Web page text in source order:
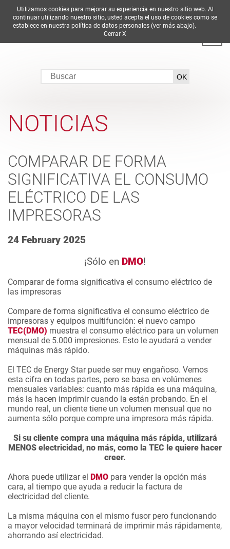
DE EN ES FR
NOTICIAS
COMPARAR DE FORMA
SIGNIFICATIVA EL CONSUMO
ELÉCTRICO DE LAS
IMPRESORAS
24 February 2025
¡Sólo en DMO!
Comparar de forma significativa el consumo eléctrico de
las impresoras
Compare de forma significativa el consumo eléctrico de
impresoras y equipos multifunción: el nuevo campo
TEC(DMO) muestra el consumo eléctrico para un volumen
mensual de 5.000 impresiones. Esto le ayudará a vender
máquinas más rápido.
El TEC de Energy Star puede ser muy engañoso. Vemos
esta cifra en todas partes, pero se basa en volúmenes
mensuales variables: cuanto más rápida es una máquina,
más la hacen imprimir cuando la están probando. En el
mundo real, un cliente tiene un volumen mensual que no
aumenta sólo porque compre una impresora más rápida.
Si su cliente compra una máquina más rápida, utilizará
MENOS electricidad, no más, como la TEC le quiere hacer
creer.
Ahora puede utilizar el DMO para vender la opción más
cara, al tiempo que ayuda a reducir la factura de
electricidad del cliente.
La misma máquina con el mismo fusor pero funcionando
a mayor velocidad terminará de imprimir más rápidamente,
ahorrando así electricidad.
Utilizamos cookies para mejorar su experiencia en nuestro sitio web. Al
continuar utilizando nuestro sitio, usted acepta el uso de cookies como se
establece en nuestra política de datos personales (ver más abajo).
Cerrar X